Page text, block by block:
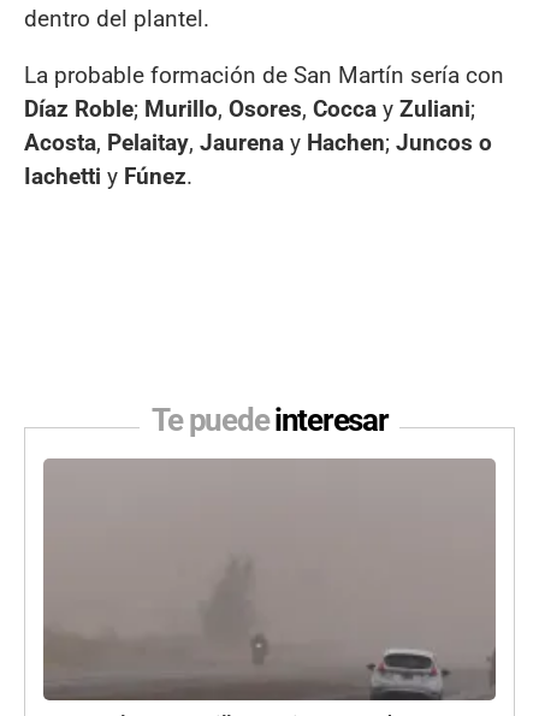
dentro del plantel.
La probable formación de San Martín sería con
Díaz Roble; Murillo, Osores, Cocca y Zuliani;
Acosta, Pelaitay, Jaurena y Hachen; Juncos o
Iachetti y Fúnez.
Te puedeinteresar